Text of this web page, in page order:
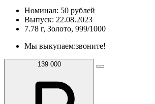
Номинал: 50 рублей
Выпуск: 22.08.2023
7.78 г, Золото, 999/1000
Мы выкупаем:звоните!
139 000